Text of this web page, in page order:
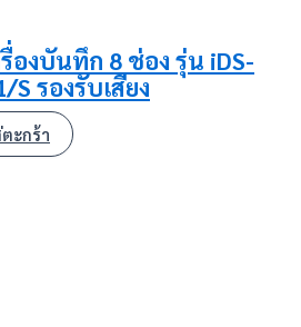
รื่องบันทึก 8 ช่อง รุ่น iDS-
S รองรับเสียง
ะกร้า